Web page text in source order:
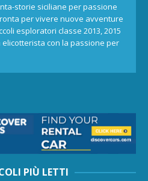
storie siciliane per passione
per vivere nuove avventure
esploratori classe 2013, 2015
elicotterista con la passione per
PIÙ LETTI